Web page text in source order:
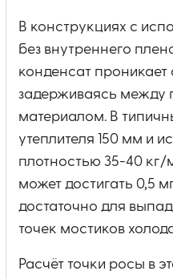
В конструкциях с
без внутреннего
конденсат проникает
задерживаясь между
материалом. В
утеплителя 150 мм и
плотностью 35-40
может достигать 0,5
достаточно для
точек мостиков
Расчёт точки росы в